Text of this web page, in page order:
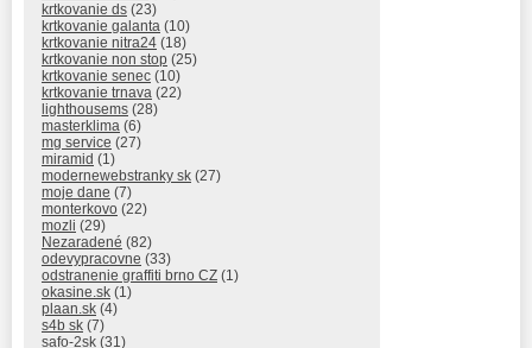
krtkovanie ds (23)
krtkovanie galanta (10)
krtkovanie nitra24 (18)
krtkovanie non stop (25)
krtkovanie senec (10)
krtkovanie trnava (22)
lighthousems (28)
masterklima (6)
mg service (27)
miramid (1)
modernewebstranky sk (27)
moje dane (7)
monterkovo (22)
mozli (29)
Nezaradené (82)
odevypracovne (33)
odstranenie graffiti brno CZ (1)
okasine.sk (1)
plaan.sk (4)
s4b sk (7)
safo-2sk (31)